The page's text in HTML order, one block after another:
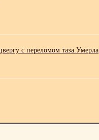
с переломом таза.Умерла